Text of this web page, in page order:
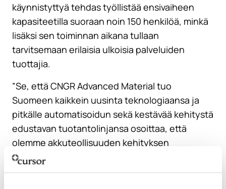
käynnistyttyä tehdas työllistää ensivaiheen
kapasiteetilla suoraan noin 150 henkilöä, minkä
lisäksi sen toiminnan aikana tullaan
tarvitsemaan erilaisia ulkoisia palveluiden
tuottajia.
”Se, että CNGR Advanced Material tuo
Suomeen kaikkein uusinta teknologiaansa ja
pitkälle automatisoidun sekä kestävää kehitystä
edustavan tuotantolinjansa osoittaa, että
olemme akkuteollisuuden kehityksen
kärkimaita. Suomen akkustrategia tuottaa
tulosta ja vahvistaa Suomi brändiä